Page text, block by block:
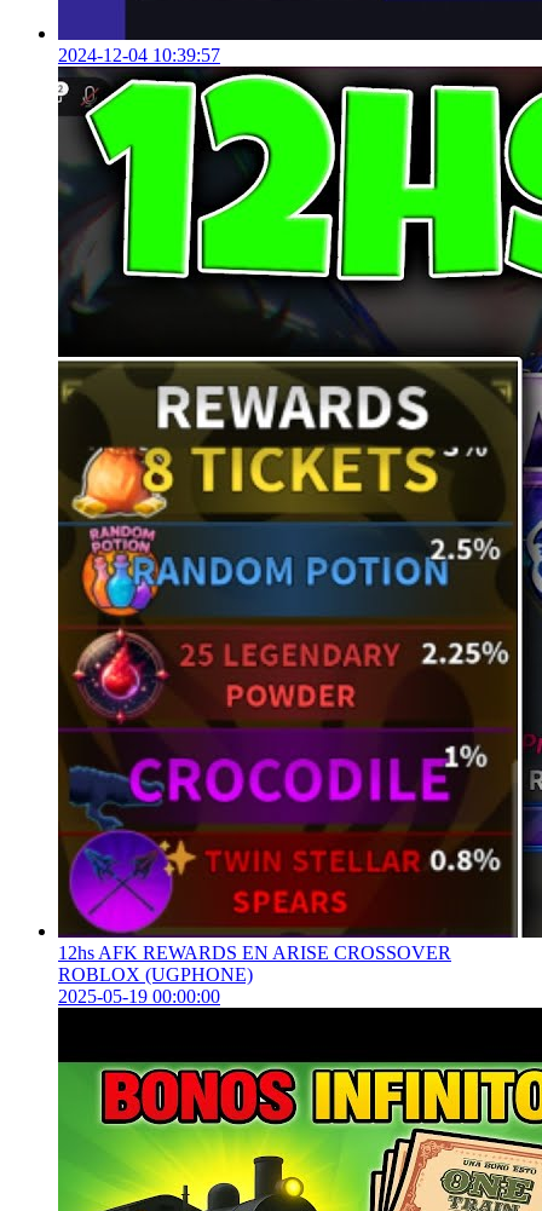
2024-12-04 10:39:57
12hs AFK REWARDS EN ARISE CROSSOVER
ROBLOX (UGPHONE)
2025-05-19 00:00:00